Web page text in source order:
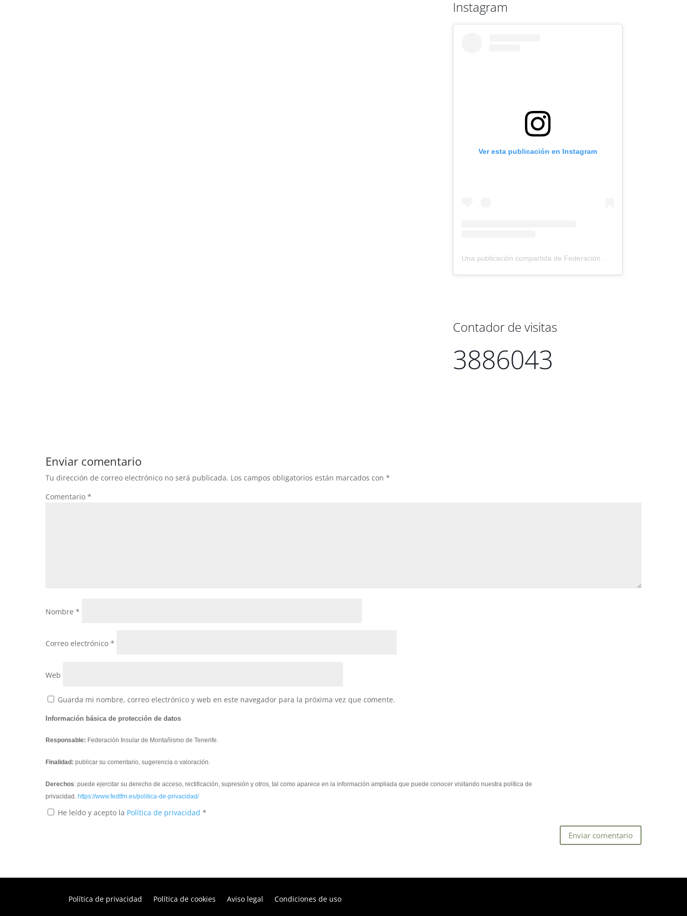
Instagram
Ver esta publicación en Instagram
Contador de visitas
3886043
Enviar comentario
Tu dirección de correo electrónico no será publicada. Los campos obligatorios están marcados con *
Comentario *
Nombre *
Correo electrónico *
Web
Guarda mi nombre, correo electrónico y web en este navegador para la próxima vez que comente.
Información básica de protección de datos
Responsable: Federación Insular de Montañismo de Tenerife.
Finalidad: publicar su comentario, sugerencia o valoración.
Derechos: puede ejercitar su derecho de acceso, rectificación, supresión y otros, tal como aparece en la información ampliada que puede conocer visitando nuestra política de
privacidad. https://www.fedtfm.es/politica-de-privacidad/
He leído y acepto la Política de privacidad *
Política de privacidad Política de cookies Aviso legal Condiciones de uso